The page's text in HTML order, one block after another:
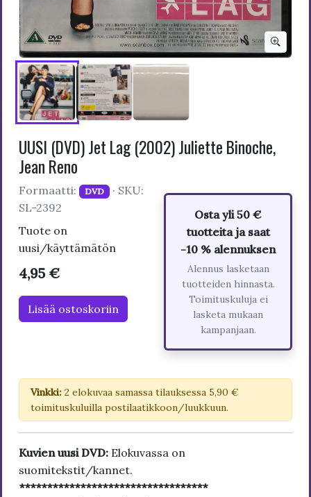
UUSI (DVD) Jet Lag (2002) Juliette Binoche,
Jean Reno
Formaatti: DVD · SKU:
SL-2392
Tuote on
uusi/käyttämätön
4,95 €
Lisää ostoskoriin
Osta yli 50 €
tuotteita ja saat
-10 % alennuksen
Alennus lasketaan
tuotteiden hinnasta.
Toimituskuluja ei
lasketa mukaan
kampanjaan.
Vinkki: 2 elokuvaa samassa tilauksessa 5,90 €
toimituskuluilla postilaatikkoon/luukkuun.
Kuvien uusi DVD: Elokuvassa on
suomitekstit/kannet.
**********************************